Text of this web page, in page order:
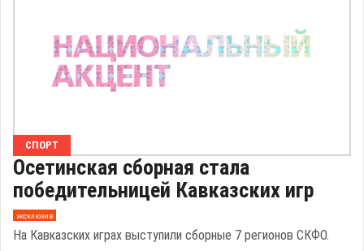
СПОРТ
Осетинская сборная стала
победительницей Кавказских игр
эксклюзив
На Кавказских играх выступили сборные 7 регионов СКФО.